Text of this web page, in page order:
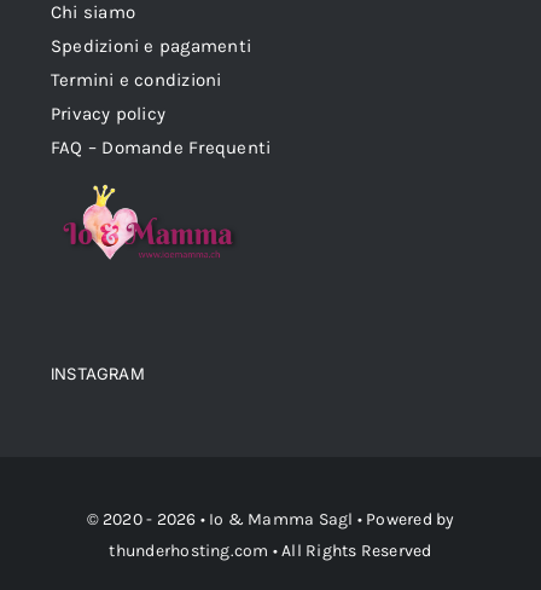
Chi siamo
Spedizioni e pagamenti
Termini e condizioni
Privacy policy
FAQ – Domande Frequenti
INSTAGRAM
© 2020 - 2026 • Io & Mamma Sagl • Powered by
thunderhosting.com • All Rights Reserved